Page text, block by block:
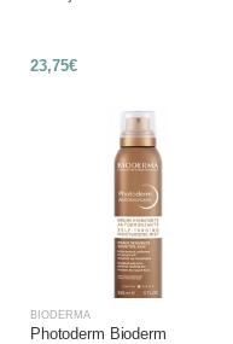
23,75€
BIODERMA
Photoderm Bioderm